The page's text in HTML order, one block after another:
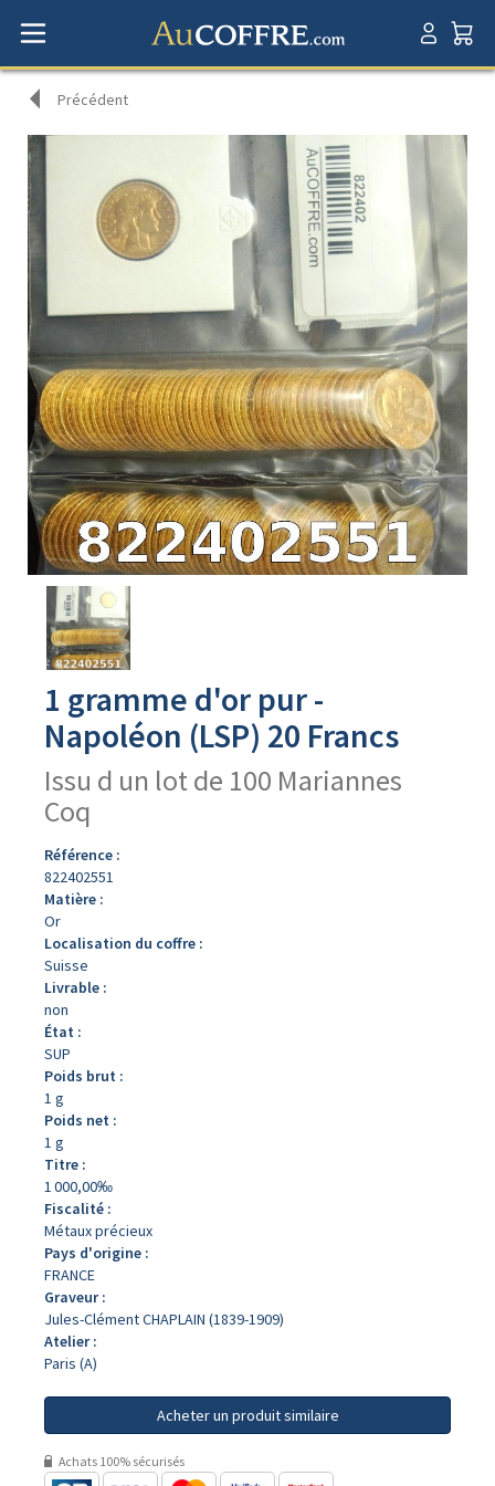
Précédent
Avers
produit
1 gramme d'or pur -
Napoléon (LSP) 20 Francs
Issu d un lot de 100 Mariannes
Coq
Référence :
822402551
Matière :
Or
Localisation du coffre :
Suisse
Livrable :
non
État :
SUP
Poids brut :
1 g
Poids net :
1 g
Titre :
1 000,00‰
Fiscalité :
Métaux précieux
Pays d'origine :
FRANCE
Graveur :
Jules-Clément CHAPLAIN (1839-1909)
Atelier :
Paris (A)
Acheter un produit similaire
Achats 100% sécurisés